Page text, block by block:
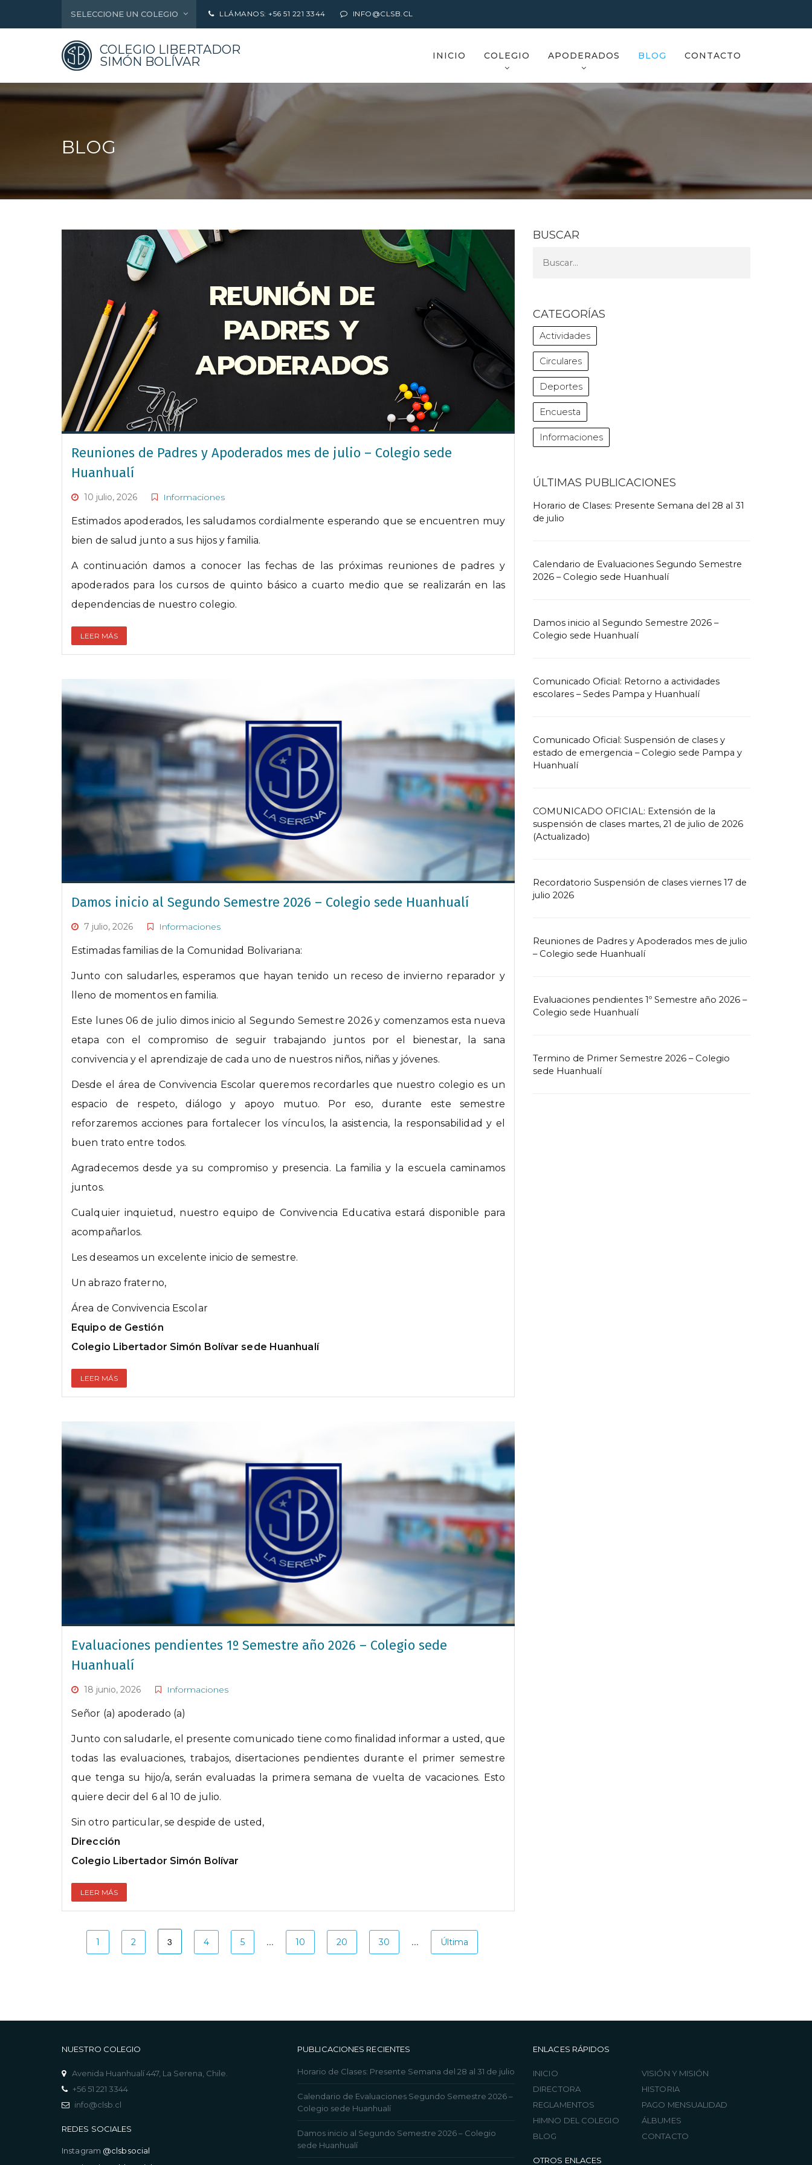
SELECCIONE UN COLEGIO LLÁMANOS: +56 51 221 3344 INFO@CLSB.CL
COLEGIO LIBERTADOR
SIMÓN BOLÍVAR
INICIO COLEGIO APODERADOS BLOG CONTACTO
BLOG
Reuniones de Padres y Apoderados mes de julio – Colegio sede
Huanhualí
10 julio, 2026 Informaciones
Estimados apoderados, les saludamos cordialmente esperando que se encuentren muy
bien de salud junto a sus hijos y familia.
A continuación damos a conocer las fechas de las próximas reuniones de padres y
apoderados para los cursos de quinto básico a cuarto medio que se realizarán en las
dependencias de nuestro colegio.
LEER MÁS
Damos inicio al Segundo Semestre 2026 – Colegio sede Huanhualí
7 julio, 2026 Informaciones
Estimadas familias de la Comunidad Bolivariana:
Junto con saludarles, esperamos que hayan tenido un receso de invierno reparador y
lleno de momentos en familia.
Este lunes 06 de julio dimos inicio al Segundo Semestre 2026 y comenzamos esta nueva
etapa con el compromiso de seguir trabajando juntos por el bienestar, la sana
convivencia y el aprendizaje de cada uno de nuestros niños, niñas y jóvenes.
Desde el área de Convivencia Escolar queremos recordarles que nuestro colegio es un
espacio de respeto, diálogo y apoyo mutuo. Por eso, durante este semestre
reforzaremos acciones para fortalecer los vínculos, la asistencia, la responsabilidad y el
buen trato entre todos.
Agradecemos desde ya su compromiso y presencia. La familia y la escuela caminamos
juntos.
Cualquier inquietud, nuestro equipo de Convivencia Educativa estará disponible para
acompañarlos.
Les deseamos un excelente inicio de semestre.
Un abrazo fraterno,
Área de Convivencia Escolar
Equipo de Gestión
Colegio Libertador Simón Bolívar sede Huanhualí
LEER MÁS
Evaluaciones pendientes 1º Semestre año 2026 – Colegio sede
Huanhualí
18 junio, 2026 Informaciones
Señor (a) apoderado (a)
Junto con saludarle, el presente comunicado tiene como finalidad informar a usted, que
todas las evaluaciones, trabajos, disertaciones pendientes durante el primer semestre
que tenga su hijo/a, serán evaluadas la primera semana de vuelta de vacaciones. Esto
quiere decir del 6 al 10 de julio.
Sin otro particular, se despide de usted,
Dirección
Colegio Libertador Simón Bolívar
LEER MÁS
1 2 3 4 5 ... 10 20 30 ... Última
BUSCAR
CATEGORÍAS
Actividades
Circulares
Deportes
Encuesta
Informaciones
ÚLTIMAS PUBLICACIONES
Horario de Clases: Presente Semana del 28 al 31
de julio
Calendario de Evaluaciones Segundo Semestre
2026 – Colegio sede Huanhualí
Damos inicio al Segundo Semestre 2026 –
Colegio sede Huanhualí
Comunicado Oficial: Retorno a actividades
escolares – Sedes Pampa y Huanhualí
Comunicado Oficial: Suspensión de clases y
estado de emergencia – Colegio sede Pampa y
Huanhualí
COMUNICADO OFICIAL: Extensión de la
suspensión de clases martes, 21 de julio de 2026
(Actualizado)
Recordatorio Suspensión de clases viernes 17 de
julio 2026
Reuniones de Padres y Apoderados mes de julio
– Colegio sede Huanhualí
Evaluaciones pendientes 1º Semestre año 2026 –
Colegio sede Huanhualí
Termino de Primer Semestre 2026 – Colegio
sede Huanhualí
NUESTRO COLEGIO
Avenida Huanhualí 447, La Serena, Chile.
+56 51 221 3344
info@clsb.cl
REDES SOCIALES
Instagram @clsbsocial
PUBLICACIONES RECIENTES
Horario de Clases: Presente Semana del 28 al 31 de julio
Calendario de Evaluaciones Segundo Semestre 2026 –
Colegio sede Huanhualí
Damos inicio al Segundo Semestre 2026 – Colegio
sede Huanhualí
ENLACES RÁPIDOS
INICIO
VISIÓN Y MISIÓN
DIRECTORA
HISTORIA
REGLAMENTOS
PAGO MENSUALIDAD
HIMNO DEL COLEGIO
ÁLBUMES
BLOG
CONTACTO
OTROS ENLACES